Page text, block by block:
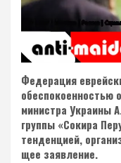
Федерация
обеспокоенностью
министра Украины
группы «Сокира
тенденцией,
щее заявление.